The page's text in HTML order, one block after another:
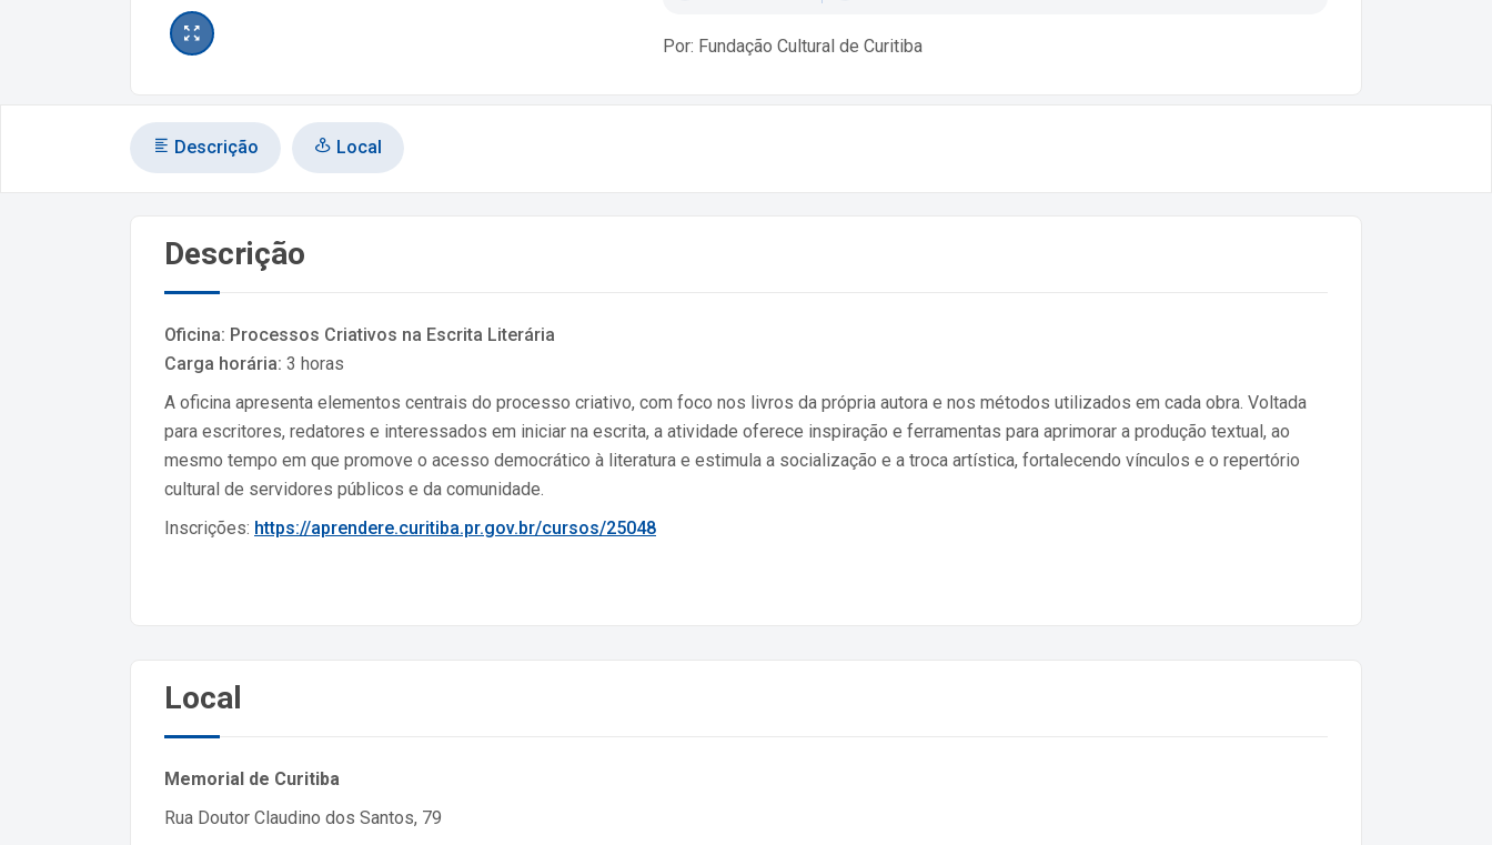
Por: Fundação Cultural de Curitiba
Descrição Local
Descrição
Oficina: Processos Criativos na Escrita Literária
Carga horária: 3 horas
A oficina apresenta elementos centrais do processo criativo, com foco nos livros da própria autora e nos métodos utilizados em cada obra. Voltada
para escritores, redatores e interessados em iniciar na escrita, a atividade oferece inspiração e ferramentas para aprimorar a produção textual, ao
mesmo tempo em que promove o acesso democrático à literatura e estimula a socialização e a troca artística, fortalecendo vínculos e o repertório
cultural de servidores públicos e da comunidade.
Inscrições: https://aprendere.curitiba.pr.gov.br/cursos/25048
Local
Memorial de Curitiba
Rua Doutor Claudino dos Santos, 79